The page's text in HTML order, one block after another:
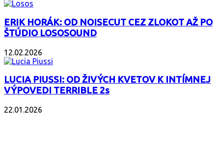
ERIK HORÁK: OD NOISECUT CEZ ZLOKOT AŽ PO
ŠTÚDIO LOSOSOUND
12.02.2026
LUCIA PIUSSI: OD ŽIVÝCH KVETOV K INTÍMNEJ
VÝPOVEDI TERRIBLE 2s
22.01.2026